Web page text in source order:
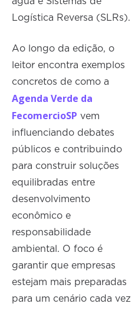
Logística Reversa (SLRs).
Ao longo da edição, o
leitor encontra exemplos
concretos de como a
Agenda Verde da
FecomercioSP vem
influenciando debates
públicos e contribuindo
para construir soluções
equilibradas entre
desenvolvimento
econômico e
responsabilidade
ambiental. O foco é
garantir que empresas
estejam mais preparadas
para um cenário cada vez